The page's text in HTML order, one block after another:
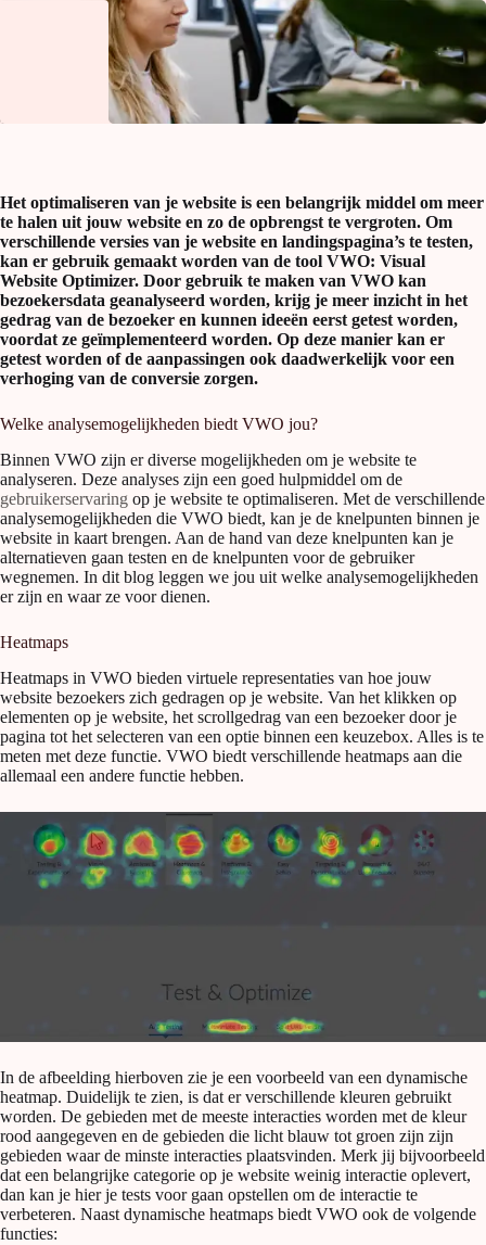
Het optimaliseren van je website is een belangrijk middel om meer
te halen uit jouw website en zo de opbrengst te vergroten. Om
verschillende versies van je website en landingspagina’s te testen,
kan er gebruik gemaakt worden van de tool VWO: Visual
Website Optimizer. Door gebruik te maken van VWO kan
bezoekersdata geanalyseerd worden, krijg je meer inzicht in het
gedrag van de bezoeker en kunnen ideeën eerst getest worden,
voordat ze geïmplementeerd worden. Op deze manier kan er
getest worden of de aanpassingen ook daadwerkelijk voor een
verhoging van de conversie zorgen.
Welke analysemogelijkheden biedt VWO jou?
Binnen VWO zijn er diverse mogelijkheden om je website te
analyseren. Deze analyses zijn een goed hulpmiddel om de
gebruikerservaring op je website te optimaliseren. Met de verschillende
analysemogelijkheden die VWO biedt, kan je de knelpunten binnen je
website in kaart brengen. Aan de hand van deze knelpunten kan je
alternatieven gaan testen en de knelpunten voor de gebruiker
wegnemen. In dit blog leggen we jou uit welke analysemogelijkheden
er zijn en waar ze voor dienen.
Heatmaps
Heatmaps in VWO bieden virtuele representaties van hoe jouw
website bezoekers zich gedragen op je website. Van het klikken op
elementen op je website, het scrollgedrag van een bezoeker door je
pagina tot het selecteren van een optie binnen een keuzebox. Alles is te
meten met deze functie. VWO biedt verschillende heatmaps aan die
allemaal een andere functie hebben.
In de afbeelding hierboven zie je een voorbeeld van een dynamische
heatmap. Duidelijk te zien, is dat er verschillende kleuren gebruikt
worden. De gebieden met de meeste interacties worden met de kleur
rood aangegeven en de gebieden die licht blauw tot groen zijn zijn
gebieden waar de minste interacties plaatsvinden. Merk jij bijvoorbeeld
dat een belangrijke categorie op je website weinig interactie oplevert,
dan kan je hier je tests voor gaan opstellen om de interactie te
verbeteren. Naast dynamische heatmaps biedt VWO ook de volgende
functies: